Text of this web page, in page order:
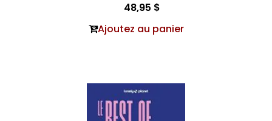
48,95 $
Ajoutez au panier